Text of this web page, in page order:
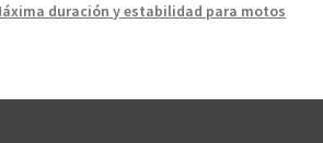
duración y estabilidad para motos